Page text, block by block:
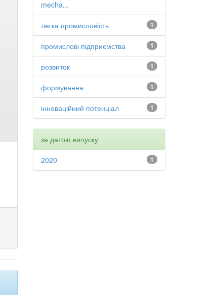
mecha...
1
легка промисловість
1
промислові підприємства
1
розвиток
1
формування
1
інноваційний потенціал
за датою випуску
1
2020